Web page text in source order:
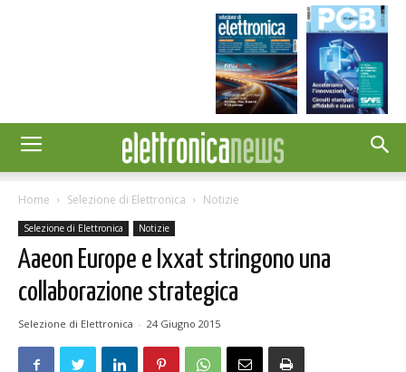
Home Selezione di Elettronica Notizie
Selezione di Elettronica Notizie
Aaeon Europe e Ixxat stringono una
collaborazione strategica
Selezione di Elettronica - 24 Giugno 2015